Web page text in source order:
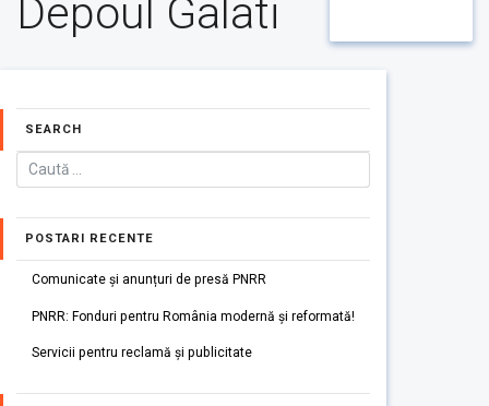
Depoul Galati
SEARCH
POSTARI RECENTE
Comunicate și anunțuri de presă PNRR
PNRR: Fonduri pentru România modernă și reformată!
Servicii pentru reclamă și publicitate